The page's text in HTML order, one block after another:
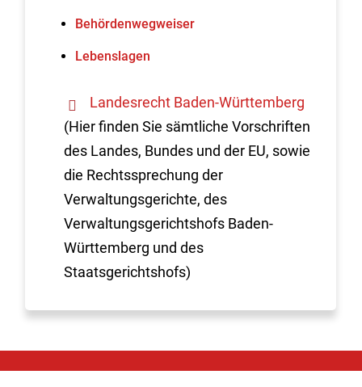
Behördenwegweiser
Lebenslagen
Landesrecht Baden-Württemberg
(Hier finden Sie sämtliche Vorschriften
des Landes, Bundes und der EU, sowie
die Rechtssprechung der
Verwaltungsgerichte, des
Verwaltungsgerichtshofs Baden-
Württemberg und des
Staatsgerichtshofs)